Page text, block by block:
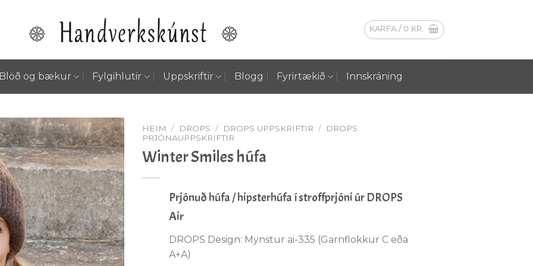
KARFA / 0 KR.
Blöð og bækur Fylgihlutir Uppskriftir Blogg Fyrirtækið Innskráning
Setja á
óskalista
HEIM / DROPS / DROPS UPPSKRIFTIR /
DROPS
PRJÓNAUPPSKRIFTIR
Winter Smiles húfa
Prjónuð húfa / hipsterhúfa í stroffprjóni úr DROPS
Air
DROPS Design: Mynstur ai-335 (Garnflokkur C eða
A+A)